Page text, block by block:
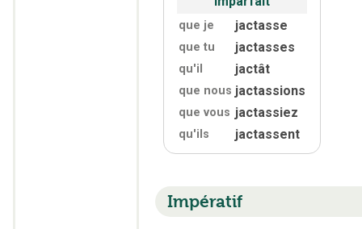
que je jactasse
que tu jactasses
qu'il jactât
que nous jactassions
que vous jactassiez
qu'ils jactassent
Impératif